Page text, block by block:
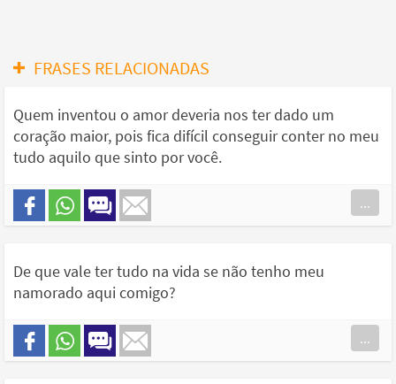
FRASES RELACIONADAS
Quem inventou o amor deveria nos ter dado um
coração maior, pois fica difícil conseguir conter no meu
tudo aquilo que sinto por você.
...
De que vale ter tudo na vida se não tenho meu
namorado aqui comigo?
...